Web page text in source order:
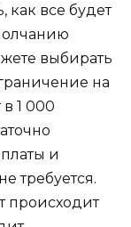
как все будет
выбирать
на
1 000
и
требуется.
происходит